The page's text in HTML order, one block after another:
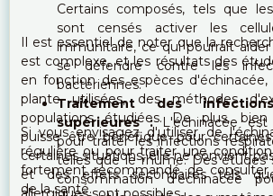
Certains composés, tels que
sont censés activer les
immunitaire, ce qui pourrait
se défendre contre les
bactériennes.
Traitement des
supérieures :L'échinacée
pour traiter les infections
telles que le rhume. Des études
consommation d'échinacée
Il est essentiel de noter que la
est complexe, et les résultats des
en fonction des espèces
plante utilisées, des méthodes
populations étudiées. De plus, bien
puisse être bénéfique pour
certaines situations, elle ne convient
et des effets secondaires tels
Si vous envisagez d'utiliser de
régulière ou pour traiter une
fortement recommandé de consulter
de la santé.